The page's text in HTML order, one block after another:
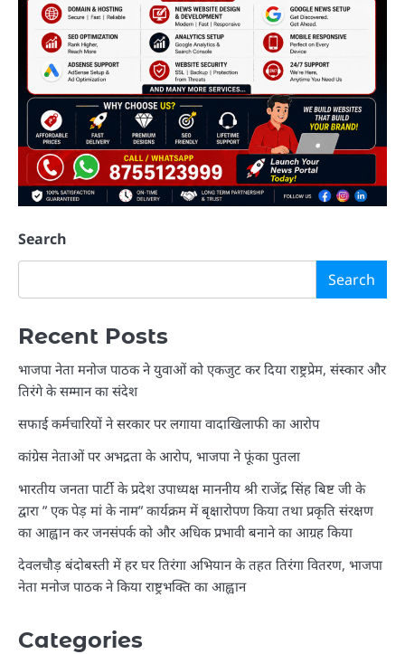
Search
Search
Recent Posts
भाजपा नेता मनोज पाठक ने युवाओं को एकजुट कर दिया राष्ट्रप्रेम, संस्कार और
तिरंगे के सम्मान का संदेश
सफाई कर्मचारियों ने सरकार पर लगाया वादाखिलाफी का आरोप
कांग्रेस नेताओं पर अभद्रता के आरोप, भाजपा ने फूंका पुतला
भारतीय जनता पार्टी के प्रदेश उपाध्यक्ष माननीय श्री राजेंद्र सिंह बिष्ट जी के
द्वारा ” एक पेड़ मां के नाम” कार्यक्रम में बृक्षारोपण किया तथा प्रकृति संरक्षण
का आह्वान कर जनसंपर्क को और अधिक प्रभावी बनाने का आग्रह किया
देवलचौड़ बंदोबस्ती में हर घर तिरंगा अभियान के तहत तिरंगा वितरण, भाजपा
नेता मनोज पाठक ने किया राष्ट्रभक्ति का आह्वान
Categories